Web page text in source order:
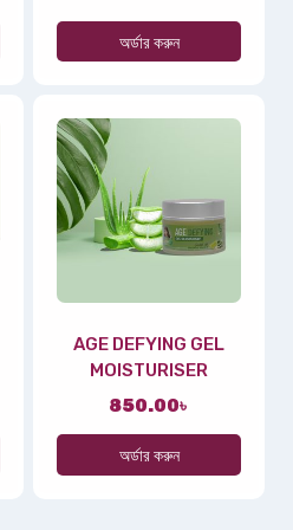
অর্ডার করুন
AGE DEFYING GEL
MOISTURISER
850.00৳
অর্ডার করুন